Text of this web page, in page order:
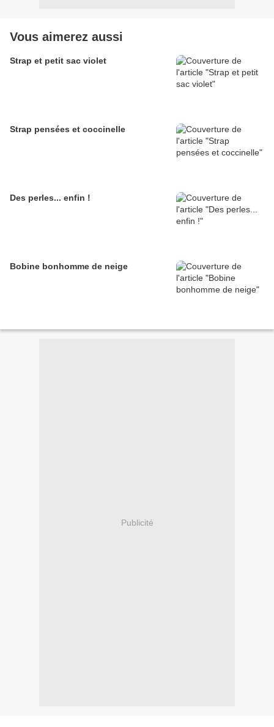
Vous aimerez aussi
Strap et petit sac violet
Strap pensées et coccinelle
Des perles... enfin !
Bobine bonhomme de neige
Publicité